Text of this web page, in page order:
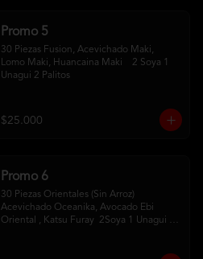
Promo 5
30 Piezas Fusion, Acevichado Maki,
Lomo Maki, Huancaina Maki    2 Soya 1
Unagui 2 Palitos
$25.000
Promo 6
30 Piezas Orientales (Sin Arroz)
Acevichado Oceanika, Avocado Ebi
Oriental , Katsu Furay  2Soya 1 Unagui 2